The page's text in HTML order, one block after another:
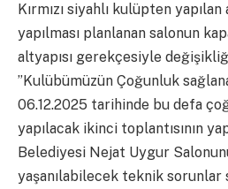
Kırmızı siyahlı kulüpten
yapılması planlanan salonun
altyapısı gerekçesiyle
”Kulübümüzün Çoğunluk
06.12.2025 tarihinde bu defa
yapılacak ikinci toplantısının
Belediyesi Nejat Uygur
yaşanılabilecek teknik sorunlar